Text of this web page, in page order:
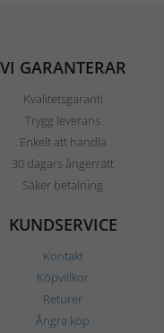
VI GARANTERAR
Kvalitetsgaranti
Trygg leverans
Enkelt att handla
30 dagars ångerrätt
Säker betalning
KUNDSERVICE
Kontakt
Köpvillkor
Returer
Ångra köp